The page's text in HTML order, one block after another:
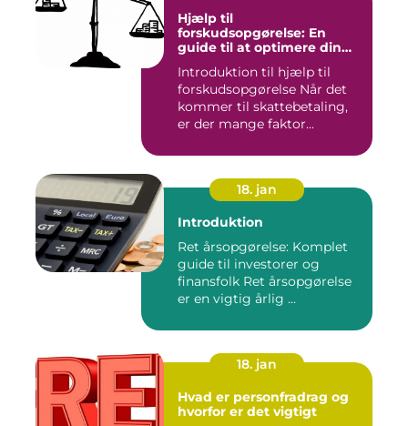
Hjælp til
forskudsopgørelse: En
guide til at optimere din
Introduktion til hjælp til
forskudsopgørelse Når det
kommer til skattebetaling,
er der mange faktor...
18. jan
Introduktion
Ret årsopgørelse: Komplet
guide til investorer og
finansfolk Ret årsopgørelse
er en vigtig årlig ...
18. jan
Hvad er personfradrag og
hvorfor er det vigtigt